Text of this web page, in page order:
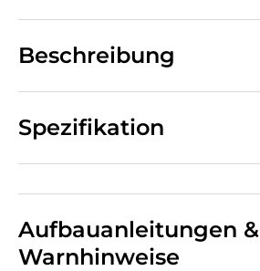
Beschreibung
Spezifikation
Aufbauanleitungen &
Warnhinweise